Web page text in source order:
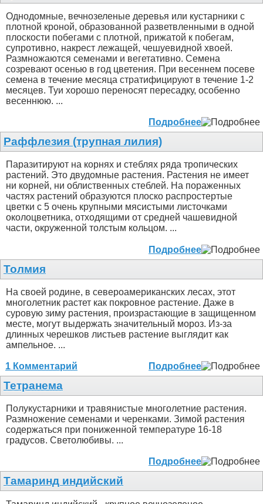
Однодомные, вечнозеленые деревья или кустарники с
плотной кроной, образованной разветвленными в одной
плоскости побегами с плотной, прижатой к побегам,
супротивно, накрест лежащей, чешуевидной хвоей.
Размножаются семенами и вегетативно. Семена
созревают осенью в год цветения. При весеннем посеве
семена в течение месяца стратифицируют в течение 1-2
месяцев. Туи хорошо переносят пересадку, особенно
весеннюю. ...
Подробнее
Раффлезия (трупная лилия)
Паразитируют на корнях и стеблях ряда тропических
растений. Это двудомные растения. Растения не имеет
ни корней, ни облиственных стеблей. На пораженных
частях растений образуются плоско распростертые
цветки с 5 очень крупными мясистыми листочками
околоцветника, отходящими от средней чашевидной
части, окруженной толстым кольцом. ...
Подробнее
Толмия
На своей родине, в североамериканских лесах, этот
многолетник растет как покровное растение. Даже в
суровую зиму растения, произрастающие в защищенном
месте, могут выдержать значительный мороз. Из-за
длинных черешков листьев растение выглядит как
ампельное. ...
1 Комментарий Подробнее
Тетранема
Полукустарники и травянистые многолетние растения.
Размножение семенами и черенками. Зимой растения
содержаться при пониженной температуре 16-18
градусов. Светолюбивы. ...
Подробнее
Тамаринд индийский